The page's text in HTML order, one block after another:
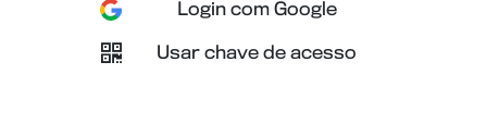
Login com Google
Usar chave de acesso